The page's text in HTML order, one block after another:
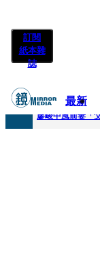
訂閱
紙本雜
誌
最新
快訊